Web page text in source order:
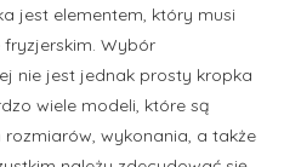
jest elementem, który musi
Wybór
nie jest jednak prosty kropka
wiele modeli, które są
wykonania, a także